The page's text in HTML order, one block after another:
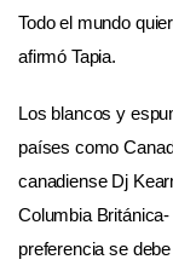
Todo el mundo
afirmó Tapia.
Los blancos y
países como
canadiense Dj
Columbia
preferencia se